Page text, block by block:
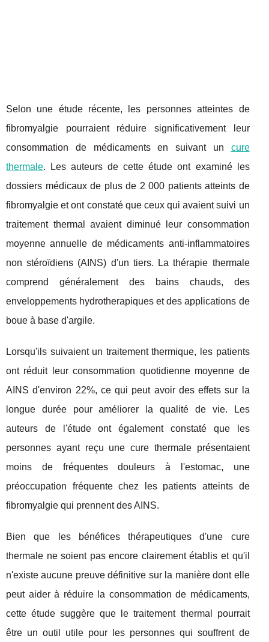
Selon une étude récente, les personnes atteintes de
fibromyalgie pourraient réduire significativement leur
consommation de médicaments en suivant un cure
thermale. Les auteurs de cette étude ont examiné les
dossiers médicaux de plus de 2 000 patients atteints de
fibromyalgie et ont constaté que ceux qui avaient suivi un
traitement thermal avaient diminué leur consommation
moyenne annuelle de médicaments anti-inflammatoires
non stéroïdiens (AINS) d'un tiers. La thérapie thermale
comprend généralement des bains chauds, des
enveloppements hydrotherapiques et des applications de
boue à base d'argile.
Lorsqu'ils suivaient un traitement thermique, les patients
ont réduit leur consommation quotidienne moyenne de
AINS d'environ 22%, ce qui peut avoir des effets sur la
longue durée pour améliorer la qualité de vie. Les
auteurs de l'étude ont également constaté que les
personnes ayant reçu une cure thermale présentaient
moins de fréquentes douleurs à l'estomac, une
préoccupation fréquente chez les patients atteints de
fibromyalgie qui prennent des AINS.
Bien que les bénéfices thérapeutiques d'une cure
thermale ne soient pas encore clairement établis et qu'il
n'existe aucune preuve définitive sur la manière dont elle
peut aider à réduire la consommation de médicaments,
cette étude suggère que le traitement thermal pourrait
être un outil utile pour les personnes qui souffrent de